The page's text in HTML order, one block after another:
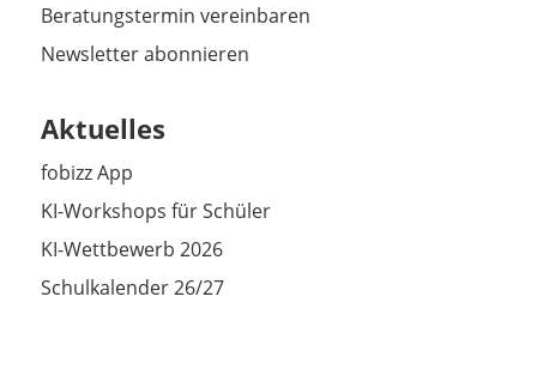
Beratungstermin vereinbaren
Newsletter abonnieren
Aktuelles
fobizz App
KI-Workshops für Schüler
KI-Wettbewerb 2026
Schulkalender 26/27